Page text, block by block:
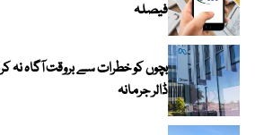
فیصلہ
ڈالر جرمانہ